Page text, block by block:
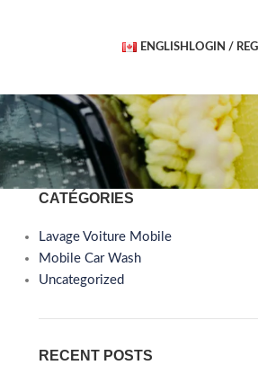
ENGLISH LOGIN /
CATÉGORIES
Lavage Voiture Mobile
Mobile Car Wash
Uncategorized
RECENT POSTS